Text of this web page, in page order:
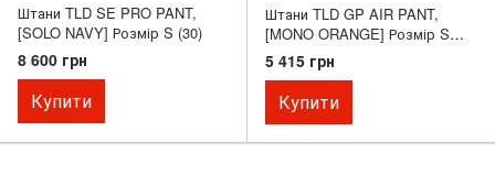
Штани TLD SE PRO PANT,
[SOLO NAVY] Розмір S (30)
8 600 грн
Купити
Штани TLD GP AIR PANT,
[MONO ORANGE] Розмір S
(30)
5 415 грн
Купити